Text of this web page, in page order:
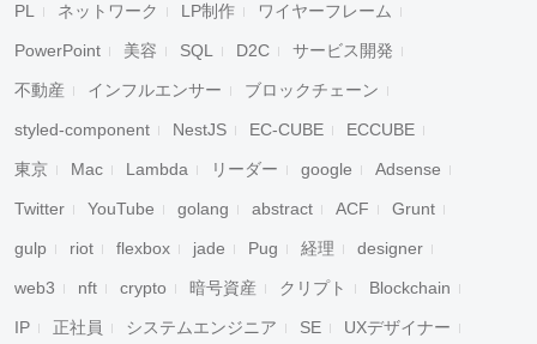
PL ネットワーク LP制作 ワイヤーフレーム
PowerPoint 美容 SQL D2C サービス開発
不動産 インフルエンサー ブロックチェーン
styled-component NestJS EC-CUBE ECCUBE
東京 Mac Lambda リーダー google Adsense
Twitter YouTube golang abstract ACF Grunt
gulp riot flexbox jade Pug 経理 designer
web3 nft crypto 暗号資産 クリプト Blockchain
IP 正社員 システムエンジニア SE UXデザイナー